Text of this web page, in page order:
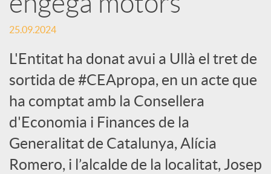
c
a
d
o
25.09.2024
L'Entitat ha donat avui a Ullà el tret de
sortida de #CEApropa, en un acte que
ha comptat amb la Consellera
d'Economia i Finances de la
Generalitat de Catalunya, Alícia
Romero, i l’alcalde de la localitat, Josep